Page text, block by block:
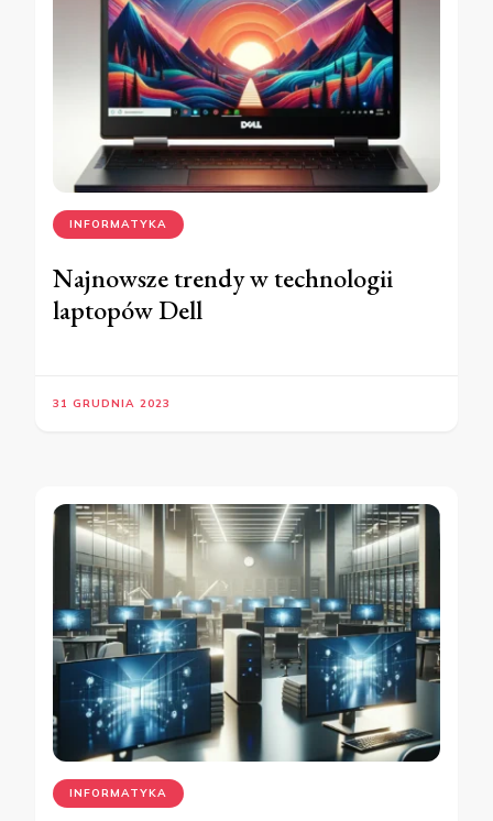
INFORMATYKA
Najnowsze trendy w technologii
laptopów Dell
31 GRUDNIA 2023
INFORMATYKA